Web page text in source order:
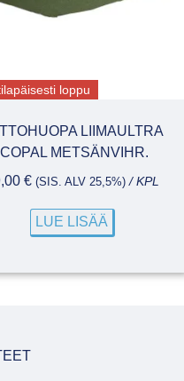
loppu
LIIMAULTRA
ICOPAL METSÄNVIHR.
€ (SIS. ALV 25,5%) / KPL
LUE LISÄÄ